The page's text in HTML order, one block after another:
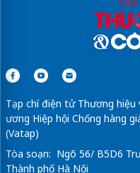
Tạp chí điện tử Thương hiệu
ương Hiệp hội Chống hàng
(Vatap)
Tòa soạn: Ngõ 56/ B5D6
Thành phố Hà Nội